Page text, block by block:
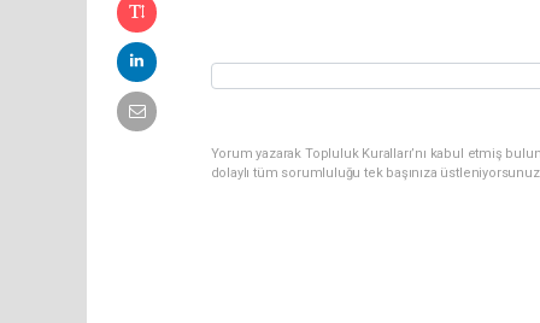
Yorum yazarak Topluluk Kuralları’nı kabul etmiş
dolaylı tüm sorumluluğu tek başınıza